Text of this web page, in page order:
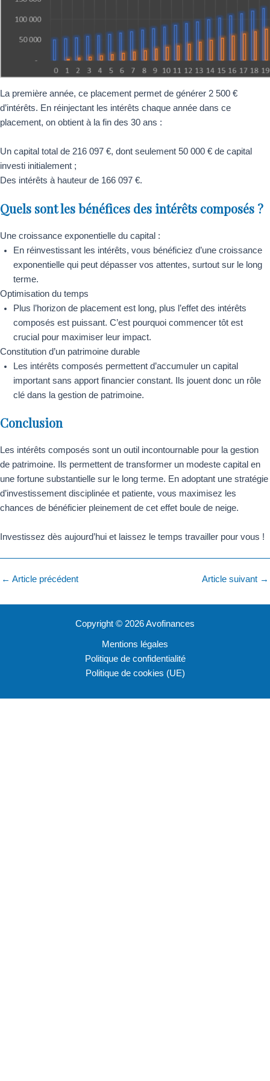
La première année, ce placement permet de générer 2 500 €
d’intérêts. En réinjectant les intérêts chaque année dans ce
placement, on obtient à la fin des 30 ans :
Un capital total de 216 097 €, dont seulement 50 000 € de capital
investi initialement ;
Des intérêts à hauteur de 166 097 €.
Quels sont les bénéfices des intérêts composés ?
Une croissance exponentielle du capital :
En réinvestissant les intérêts, vous bénéficiez d’une croissance
exponentielle qui peut dépasser vos attentes, surtout sur le long
terme.
Optimisation du temps
Plus l’horizon de placement est long, plus l’effet des intérêts
composés est puissant. C’est pourquoi commencer tôt est
crucial pour maximiser leur impact.
Constitution d’un patrimoine durable
Les intérêts composés permettent d’accumuler un capital
important sans apport financier constant. Ils jouent donc un rôle
clé dans la gestion de patrimoine.
Conclusion
Les intérêts composés sont un outil incontournable pour la gestion
de patrimoine. Ils permettent de transformer un modeste capital en
une fortune substantielle sur le long terme. En adoptant une stratégie
d’investissement disciplinée et patiente, vous maximisez les
chances de bénéficier pleinement de cet effet boule de neige.
Investissez dès aujourd’hui et laissez le temps travailler pour vous !
← Article précédent Article suivant →
Copyright © 2026 Avofinances
Mentions légales
Politique de confidentialité
Politique de cookies (UE)